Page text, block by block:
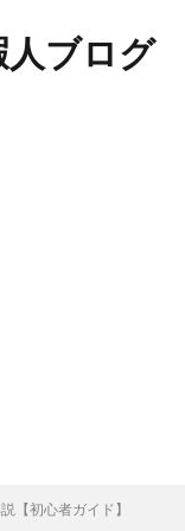
ブログ
【初心者ガイド】